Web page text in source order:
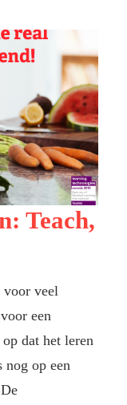
Teach,
voor veel
een
dat het leren
op een